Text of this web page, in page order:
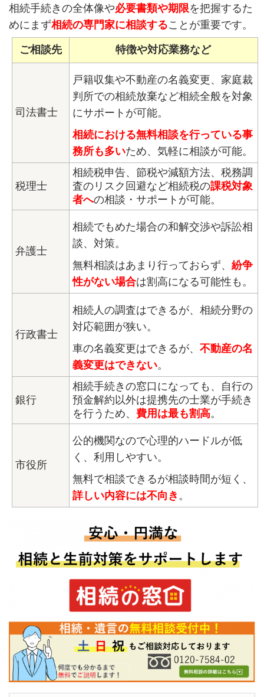
相続手続きの全体像や必要書類や期限を把握するた
めにまず相続の専門家に相談することが重要です。
ご相談先 特徴や対応業務など
司法書士
戸籍収集や不動産の名義変更、家庭裁
判所での相続放棄など相続全般を対象
にサポートが可能。
相続における無料相談を行っている事
務所も多いため、気軽に相談が可能。
税理士
相続税申告、節税や減額方法、税務調
査のリスク回避など相続税の課税対象
者への相談・サポートが可能。
弁護士
相続でもめた場合の和解交渉や訴訟相
談、対策。
無料相談はあまり行っておらず、 紛争
性がない場合は割高になる可能性も。
行政書士
相続人の調査はできるが、相続分野の
対応範囲が狭い。
車の名義変更はできるが、 不動産の名
義変更はできない。
銀行
相続手続きの窓口になっても、自行の
預金解約以外は提携先の士業が手続き
を行うため、 費用は最も割高。
市役所
公的機関なので心理的ハードルが低
く、利用しやすい。
無料で相談できるが相談時間が短く、
詳しい内容には不向き 。